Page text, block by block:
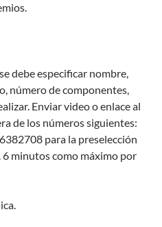
debe especificar nombre,
número de componentes,
Enviar video o enlace al
de los números siguientes:
para la preselección
minutos como máximo por